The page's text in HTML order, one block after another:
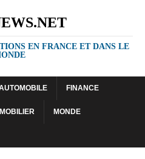
EN FRANCE ET DANS LE
FINANCE
MONDE